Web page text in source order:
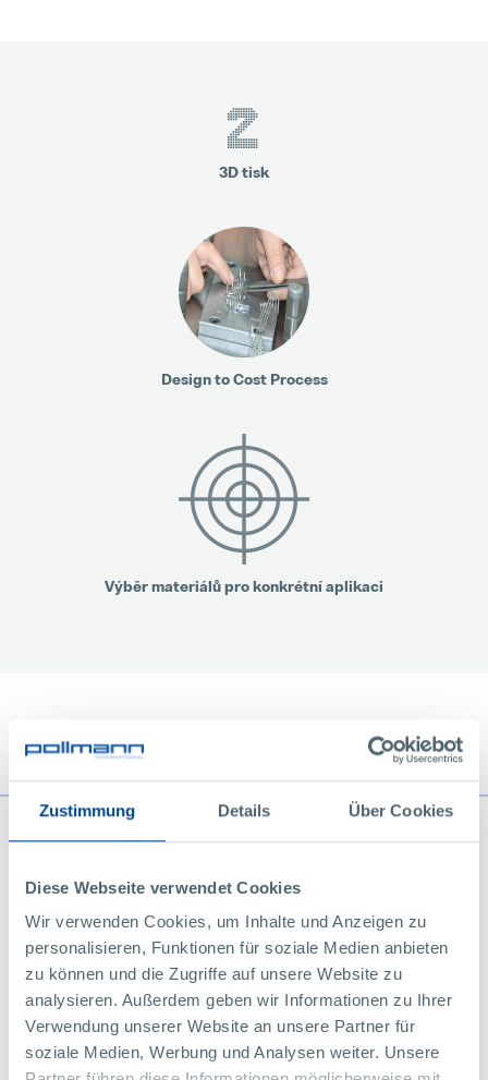
Zustimmung Details Über Cookies
Diese Webseite verwendet Cookies
Wir verwenden Cookies, um Inhalte und Anzeigen zu
personalisieren, Funktionen für soziale Medien anbieten
zu können und die Zugriffe auf unsere Website zu
analysieren. Außerdem geben wir Informationen zu Ihrer
Verwendung unserer Website an unsere Partner für
soziale Medien, Werbung und Analysen weiter. Unsere
3
3D tisk
Design to Cost Process
Výběr materiálů pro konkrétní aplikaci
7 kroků k realizaci